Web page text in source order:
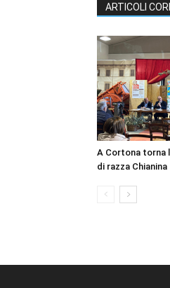
ARTICOLI
A Cortona torna
di razza Chianina